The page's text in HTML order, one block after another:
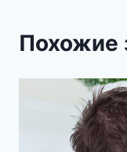
Похожие